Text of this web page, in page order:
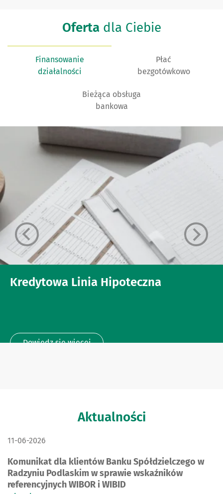
Ofertadla Ciebie
Finansowanie
działalności
Płać
bezgotówkowo
Bieżąca obsługa
bankowa
Kredytowa Linia Hipoteczna
Dowiedz się więcej
Aktualności
DATA PUBLIKACJI:
11-06-2026
Komunikat dla klientów Banku Spółdzielczego w
Radzyniu Podlaskim w sprawie wskaźników
referencyjnych WIBOR i WIBID